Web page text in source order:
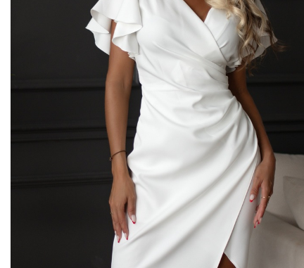
Midi kleitas
Vakarkleitas
Maxi kleitas
Skater kleitas
Mini kleitas
Adīt kleitas